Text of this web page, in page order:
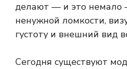
делают — и это немало
ненужной ломкости,
густоту и внешний вид
Сегодня существуют